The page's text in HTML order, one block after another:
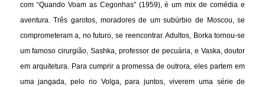
com “Quando Voam as Cegonhas” (1959), é um mix de comédia e
aventura. Três garotos, moradores de um subúrbio de Moscou, se
comprometeram a, no futuro, se reencontrar. Adultos, Borka tornou-se
um famoso cirurgião, Sashka, professor de pecuária, e Vaska, doutor
em arquitetura. Para cumprir a promessa de outrora, eles partem em
uma jangada, pelo rio Volga, para juntos, viverem uma série de